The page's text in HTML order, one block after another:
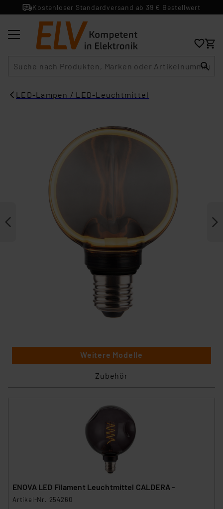
Kostenloser Standardversand ab 39 € Bestellwert
LED-Lampen / LED-Leuchtmittel
Weitere Modelle
Zubehör
ENOVA LED Filament Leuchtmittel CALDERA -
Artikel-Nr. 254260